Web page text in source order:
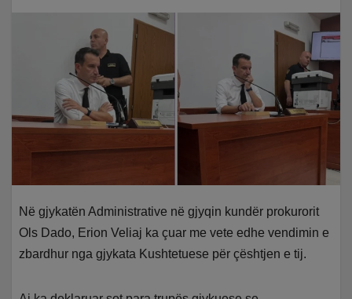
Në gjykatën Administrative në gjyqin kundër prokurorit
Ols Dado, Erion Veliaj ka çuar me vete edhe vendimin e
zbardhur nga gjykata Kushtetuese për çështjen e tij.